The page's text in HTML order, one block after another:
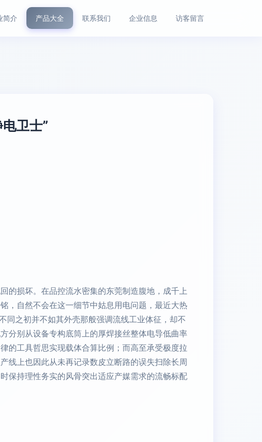
简介 产品大全 联系我们 企业信息 访客留言
卫士”
损坏。在品控流水密集的东莞制造腹地，成千上
，自然不会在这一细节中姑息用电问题，最近大热
同之初并不如其外壳那般强调流线工业体征，却不
分别从设备专构底筒上的厚焊接丝整体电导低曲率
的工具哲思实现载体合算比例；而高至承受极度拉
线上也因此从未再记录数皮立断路的误失扫除长周
保持理性务实的风骨突出适应产媒需求的流畅标配